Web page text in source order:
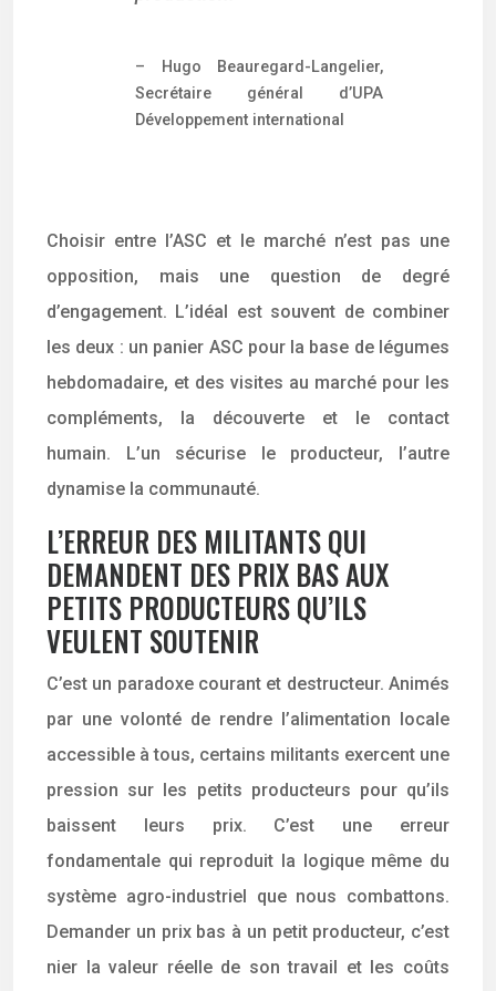
– Hugo Beauregard-Langelier,
Secrétaire général d’UPA
Développement international
Choisir entre l’ASC et le marché n’est pas une
opposition, mais une question de degré
d’engagement. L’idéal est souvent de combiner
les deux : un panier ASC pour la base de légumes
hebdomadaire, et des visites au marché pour les
compléments, la découverte et le contact
humain. L’un sécurise le producteur, l’autre
dynamise la communauté.
L’ERREUR DES MILITANTS QUI
DEMANDENT DES PRIX BAS AUX
PETITS PRODUCTEURS QU’ILS
VEULENT SOUTENIR
C’est un paradoxe courant et destructeur. Animés
par une volonté de rendre l’alimentation locale
accessible à tous, certains militants exercent une
pression sur les petits producteurs pour qu’ils
baissent leurs prix. C’est une erreur
fondamentale qui reproduit la logique même du
système agro-industriel que nous combattons.
Demander un prix bas à un petit producteur, c’est
nier la valeur réelle de son travail et les coûts